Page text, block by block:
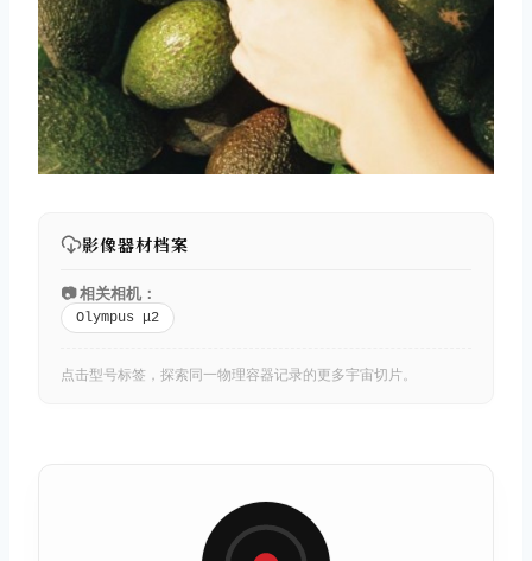
影像器材档案
📷 相关相机：
Olympus μ2
点击型号标签，探索同一物理容器记录的更多宇宙切片。